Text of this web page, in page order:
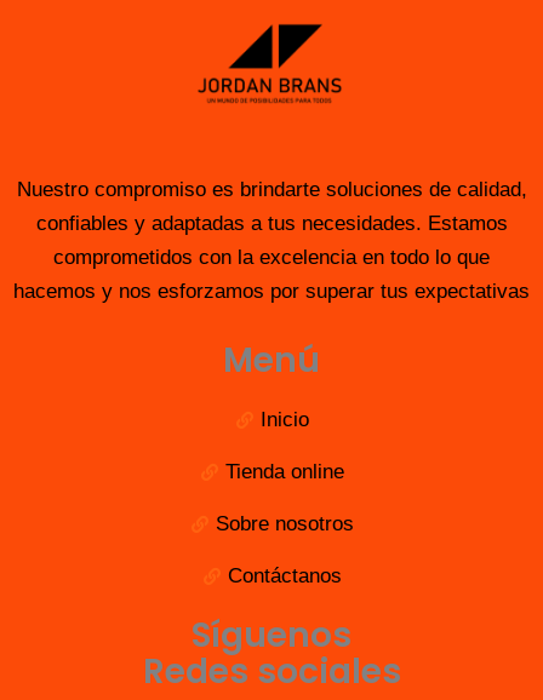
Nuestro compromiso es brindarte soluciones de calidad,
confiables y adaptadas a tus necesidades. Estamos
comprometidos con la excelencia en todo lo que
hacemos y nos esforzamos por superar tus expectativas
Menú
Inicio
Tienda online
Sobre nosotros
Contáctanos
Síguenos
Redes sociales